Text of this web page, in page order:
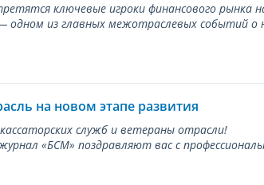
ключевые игроки финансового
одном из главных межотраслевых событий
на новом этапе развития
служб и ветераны отрасли!
«БСМ» поздравляют вас с